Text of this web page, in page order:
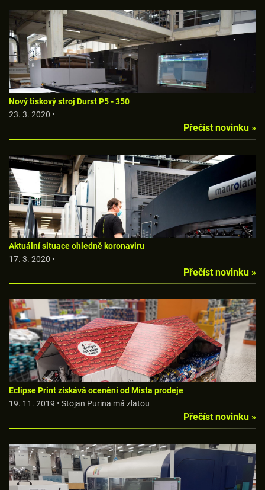
Nový tiskový stroj Durst P5 - 350
23. 3. 2020 •
Přečíst novinku »
Aktuální situace ohledně koronaviru
17. 3. 2020 •
Přečíst novinku »
Eclipse Print získává ocenění od Místa prodeje
19. 11. 2019 • Stojan Purina má zlatou
Přečíst novinku »